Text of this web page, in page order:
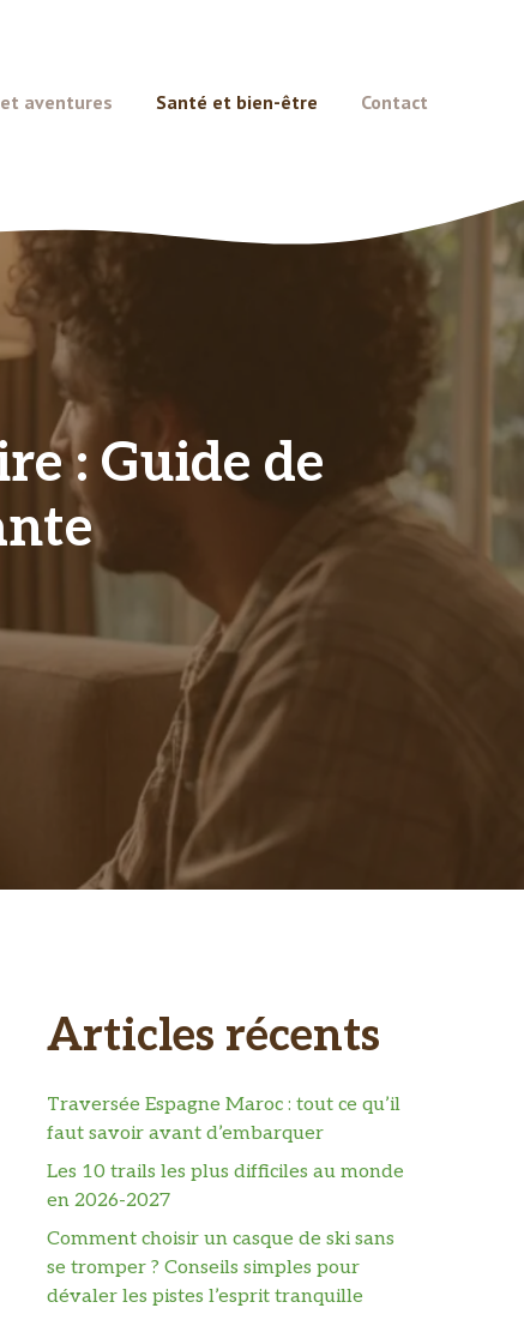
aventures Santé et bien-être Contact
: Guide de
Articles récents
Traversée Espagne Maroc : tout ce qu’il
faut savoir avant d’embarquer
Les 10 trails les plus difficiles au monde
en 2026-2027
Comment choisir un casque de ski sans
se tromper ? Conseils simples pour
dévaler les pistes l’esprit tranquille